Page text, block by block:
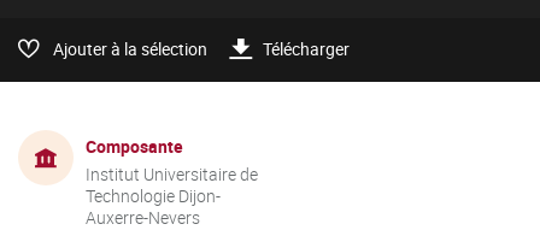
Ajouter à la sélection Télécharger
Composante
Institut Universitaire de
Technologie Dijon-
Auxerre-Nevers